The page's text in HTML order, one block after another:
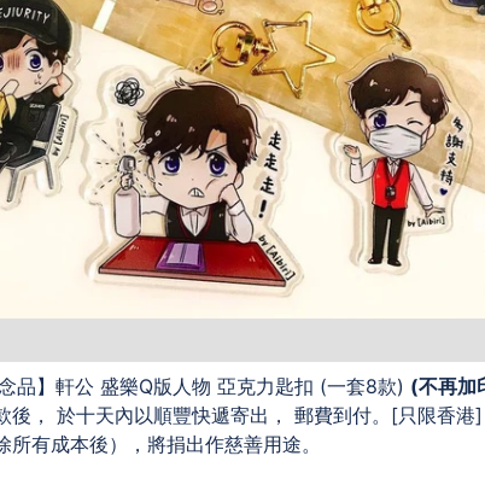
品】軒公 盛樂Q版人物 亞克力匙扣 (一套8款) (不再加
後， 於十天內以順豐快遞寄出， 郵費到付。[只限香港]
所有成本後），將捐出作慈善用途。